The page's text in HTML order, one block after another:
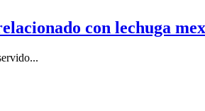
con lechuga